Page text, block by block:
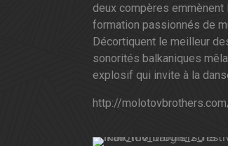
deux compères
formation passionnés de
Décortiquent le meilleur
sonorités balkaniques
explosif qui invite à la
http://